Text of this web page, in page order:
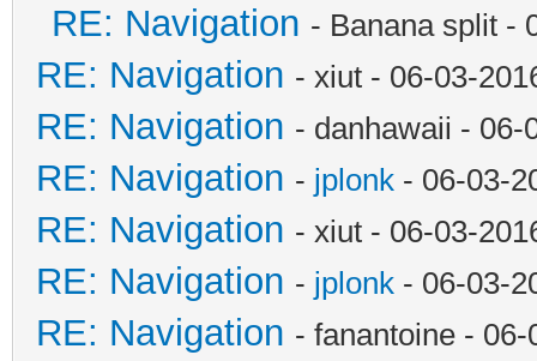
RE: Navigation - Banana split -
RE: Navigation - xiut - 06-03-
RE: Navigation - danhawaii - 06-
RE: Navigation - jplonk - 06-03-
RE: Navigation - xiut - 06-03-
RE: Navigation - jplonk - 06-03-
RE: Navigation - fanantoine -